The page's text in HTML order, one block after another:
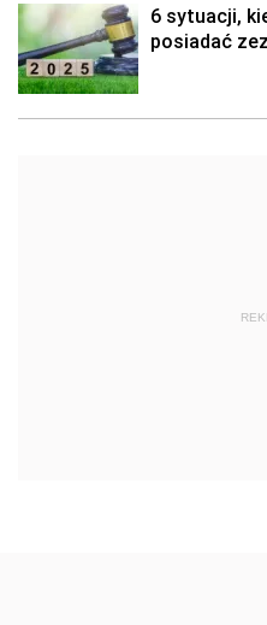
6 sytuacji,
posiadać